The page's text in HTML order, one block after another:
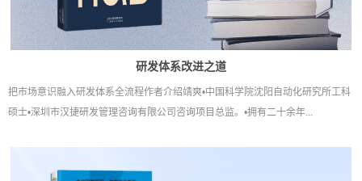
研发体系改进之道
把市场意识融入研发体系全流程作者介绍靖爽•中国科学院沈阳自动化研究所工科
硕士•深圳市汉捷研发管理咨询有限公司咨询项目总监。•拥有二十余年...